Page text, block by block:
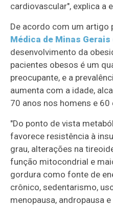
cardiovascular", explica a
De acordo com um artigo
Médica de Minas Gerais
desenvolvimento da
pacientes obesos é um
preocupante, e a
aumenta com a idade,
70 anos nos homens e 60
"Do ponto de vista
favorece resistência à
grau, alterações na
função mitocondrial e
gordura como fonte de
crônico, sedentarismo,
menopausa, andropausa